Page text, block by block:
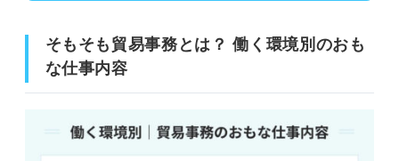
そもそも貿易事務とは？ 働く環境別のおも
な仕事内容
アピールしたい強み別！ 貿易事務の志望動機6選
企業の種類別の志望動機例文